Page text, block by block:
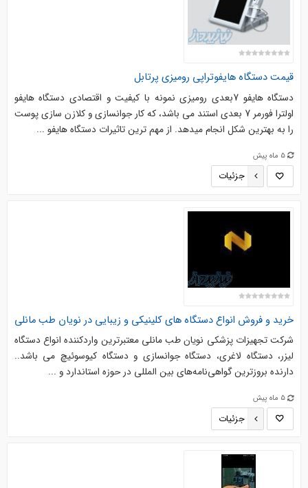
قیمت دستگاه هایفوتراپی رومیزی پرتابل
دستگاه هایفو 7بعدی رومیزی نمونه با کیفیت و اقتصادی دستگاه هایفو
اولترا فورمر 7 بعدی استند می باشد، که کار جوانسازی و کلازن سازی پوست
را به بهترین شکل انجام میدهد. از مهم ترین تاثیرات دستگاه هایفو ...
5 ماه پیش
جزئیات
خرید و فروش انواع دستگاه های کلینیکی و زیبایی در نویان طب مانلی
شرکت تجهیزات پزشکی نویان طب مانلی معتبرترین واردکننده انواع دستگاه
لیزر، دستگاه لاغری، دستگاه جوانسازی و دستگاه کیوسوئیچ می باشد..
دارنده بروزترین گواهی‌نامه‌های بین المللی در حوزه استاندارد و ...
5 ماه پیش
جزئیات